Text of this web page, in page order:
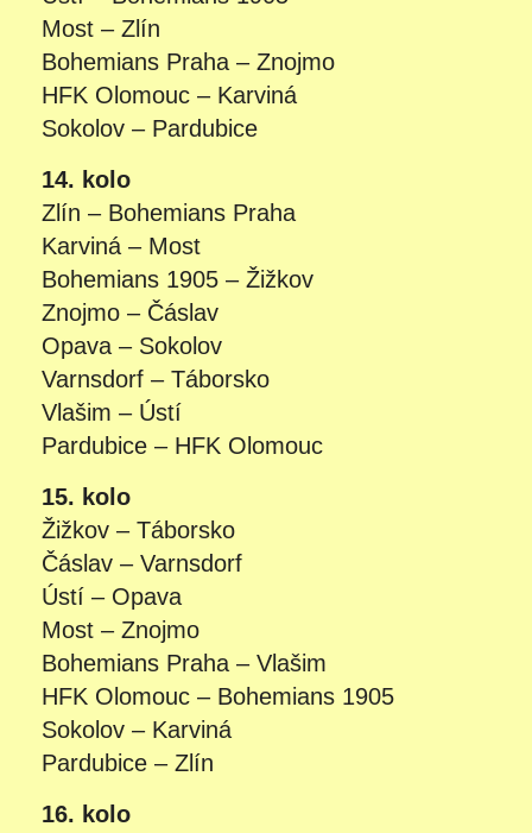
Most – Zlín
Bohemians Praha – Znojmo
HFK Olomouc – Karviná
Sokolov – Pardubice
14. kolo
Zlín – Bohemians Praha
Karviná – Most
Bohemians 1905 – Žižkov
Znojmo – Čáslav
Opava – Sokolov
Varnsdorf – Táborsko
Vlašim – Ústí
Pardubice – HFK Olomouc
15. kolo
Žižkov – Táborsko
Čáslav – Varnsdorf
Ústí – Opava
Most – Znojmo
Bohemians Praha – Vlašim
HFK Olomouc – Bohemians 1905
Sokolov – Karviná
Pardubice – Zlín
16. kolo